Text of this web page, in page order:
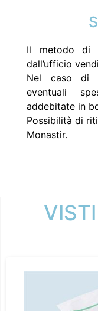
Il metodo di
dall’ufficio
Nel caso di
eventuali
addebitate in
Possibilità di
Monastir.